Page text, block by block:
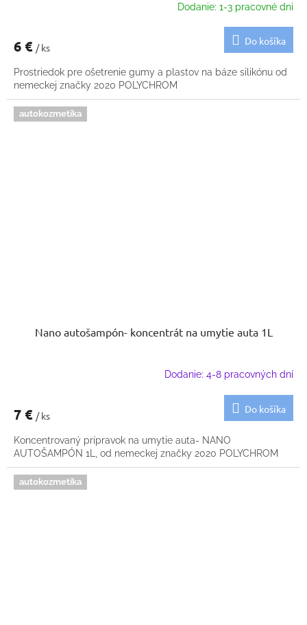
Dodanie: 1-3 pracovné dni
6 € / ks
Do košíka
Prostriedok pre ošetrenie gumy a plastov na báze silikónu od
nemeckej značky 2020 POLYCHROM
autokozmetika
Nano autošampón- koncentrát na umytie auta 1L
Dodanie: 4-8 pracovných dní
7 € / ks
Do košíka
Koncentrovaný prípravok na umytie auta- NANO
AUTOŠAMPÓN 1L, od nemeckej značky 2020 POLYCHROM
autokozmetika